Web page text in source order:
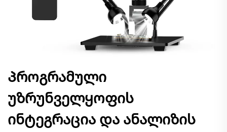
Პროგრამული
უზრუნველყოფის
ინტეგრაცია და ანალიზის